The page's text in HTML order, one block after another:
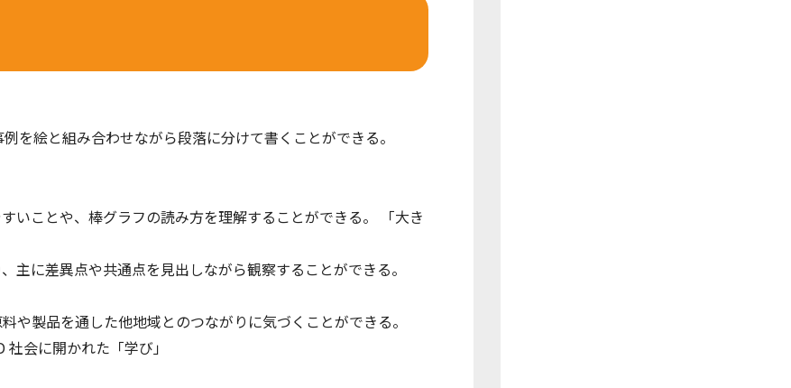
を絵と組み合わせながら段落に分けて書くことができる。
いことや、棒グラフの読み⽅を理解することができる。 「⼤き
主に差異点や共通点を⾒出しながら観察することができる。
や製品を通した他地域とのつながりに気づくことができる。
会に開かれた「学び」